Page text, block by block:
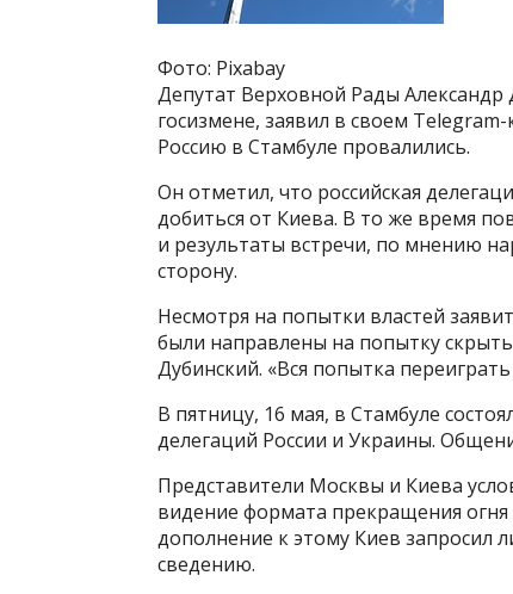
Фото: Pixabay
Депутат Верховной Рады
госизмене, заявил в своем
Россию в Стамбуле провалились.
Он отметил, что российская
добиться от Киева. В то же время
и результаты встречи, по мнению
сторону.
Несмотря на попытки властей
были направлены на попытку
Дубинский. «Вся попытка
В пятницу, 16 мая, в Стамбуле
делегаций России и Украины.
Представители Москвы и Киева
видение формата прекращения
дополнение к этому Киев запросил
сведению.